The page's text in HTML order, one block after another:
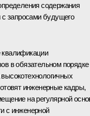
содержания
с запросами будущего
в обязательном порядке
инженерные кадры,
на регулярной
с инженерной